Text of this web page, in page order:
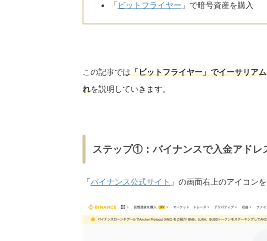
「 ビットフライヤー 」で暗号資産を購入
この記事では「ビットフライヤー」でイーサリア
れを説明していきます。
ステップ①：バイナンスで入金アドレ
「 バイナンス公式サイト 」の画面右上のアイコンを